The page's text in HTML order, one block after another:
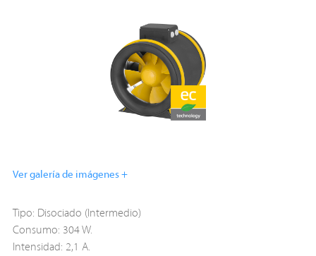
Ver galería de imágenes +
Tipo: Disociado (Intermedio)
Consumo: 304 W.
Intensidad: 2,1 A.